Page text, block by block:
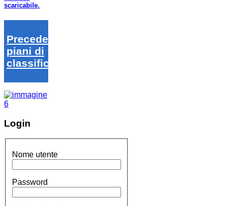
scaricabile.
Precedenti
piani di
classifica
Login
Nome utente
Password